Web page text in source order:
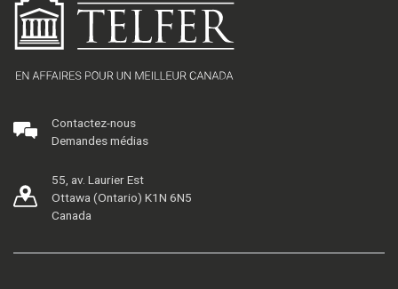
Contactez-nous
Demandes médias
55, av. Laurier Est
Ottawa (Ontario) K1N 6N5
Canada